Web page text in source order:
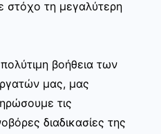
τη μεγαλύτερη
βοήθεια των
μας, μας
τις
διαδικασίες της